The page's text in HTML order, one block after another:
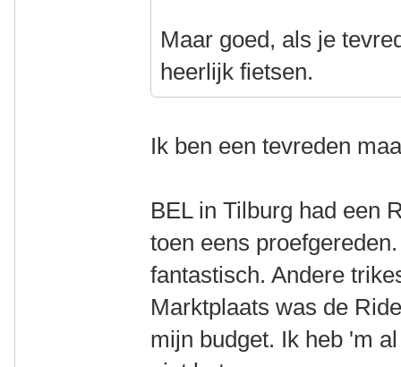
Maar goed, als je
heerlijk fietsen.
Ik ben een tevreden
BEL in Tilburg had een
toen eens
fantastisch. Andere
Marktplaats was de
mijn budget. Ik heb 'm